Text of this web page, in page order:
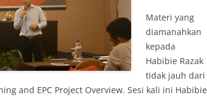
Materi yang
diamanahkan
kepada
Habibie Razak
tidak jauh dari
and EPC Project Overview. Sesi kali ini Habibie